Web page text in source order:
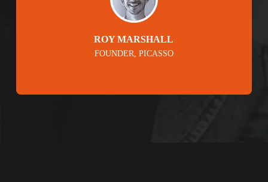
ROY MARSHALL
FOUNDER, PICASSO